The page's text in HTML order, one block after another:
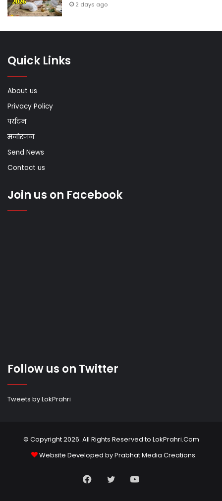
2 days ago
Quick Links
About us
Privacy Policy
पर्यटन
मनोरंजन
Send News
Contact us
Join us on Facebook
Follow us on Twitter
Tweets by LokPrahri
© Copyright 2026. All Rights Reserved to LokPrahri.Com
Website Developed byPrabhat Media Creations.
Facebook
TwitterYouTube